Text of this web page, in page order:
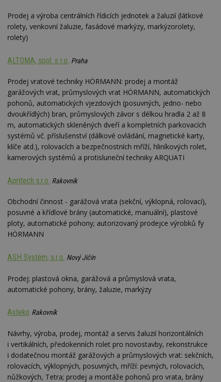
Prodej a výroba centrálních řídicích jednotek a žaluzií (látkové
rolety, venkovní žaluzie, fasádové markýzy, markýzorolety,
rolety)
ALTOMA, spol. s r.o. Praha
Prodej vratové techniky HÖRMANN: prodej a montáž
garážových vrat, průmyslových vrat HÖRMANN, automatických
pohonů, automatických vjezdových (posuvných, jedno- nebo
dvoukřídlých) bran, průmyslových závor s délkou hradla 2 až 8
m, automatických skleněných dveří a kompletních parkovacích
systémů vč. příslušenství (dálkové ovládání, magnetické karty,
klíče atd.), rolovacích a bezpečnostních mříží, hliníkových rolet,
kamerových systémů a protisluneční techniky ARQUATI
Apritech s.r.o. Rakovník
Obchodní činnost - garážová vrata (sekční, výklopná, rolovací),
posuvné a křídlové brány (automatické, manuální), plastové
ploty, automatické pohony; autorizovaný prodejce výrobků fy
HÖRMANN
ASH Systém, s.r.o. Nový Jičín
Prodej: plastová okna, garážová a průmyslová vrata,
automatické pohony, brány, žaluzie, markýzy
Asteko Rakovník
Návrhy, výroba, prodej, montáž a servis žaluzií horizontálních
i vertikálních, předokenních rolet pro novostavby, rekonstrukce
i dodatečnou montáž garážových a průmyslových vrat: sekčních,
rolovacích, výklopných, posuvných, mříží: pevných, rolovacích,
nůžkových, Tetra; prodej a montáže pohonů pro vrata, brány